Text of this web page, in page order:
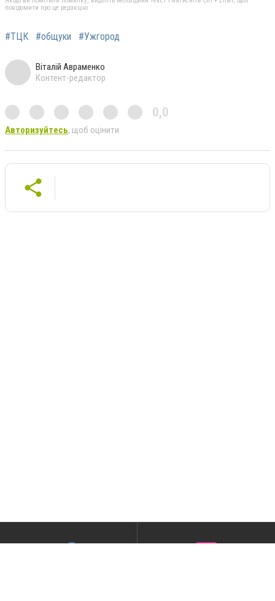
повідомити про це редакцію
#ТЦК #общуки #Ужгород
Віталій Авраменко
Контент-редактор
0,0
Авторизуйтесь, щоб оцінити